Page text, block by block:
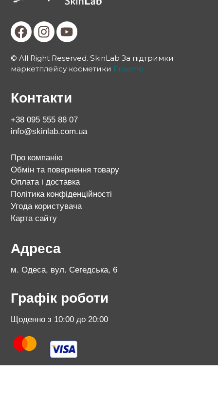
© All Right Reserved. SkinLab За підтримки
маркетплейсу косметики Froomo
Контакти
+38 095 555 88 07
info@skinlab.com.ua
Про компанію
Обмін та повернення товару
Оплата і доставка
Політика конфіденційності
Угода користувача
Карта сайту
Адреса
м. Одеса, вул. Сегедська, 6
Графік роботи
Щоденно з 10:00 до 20:00